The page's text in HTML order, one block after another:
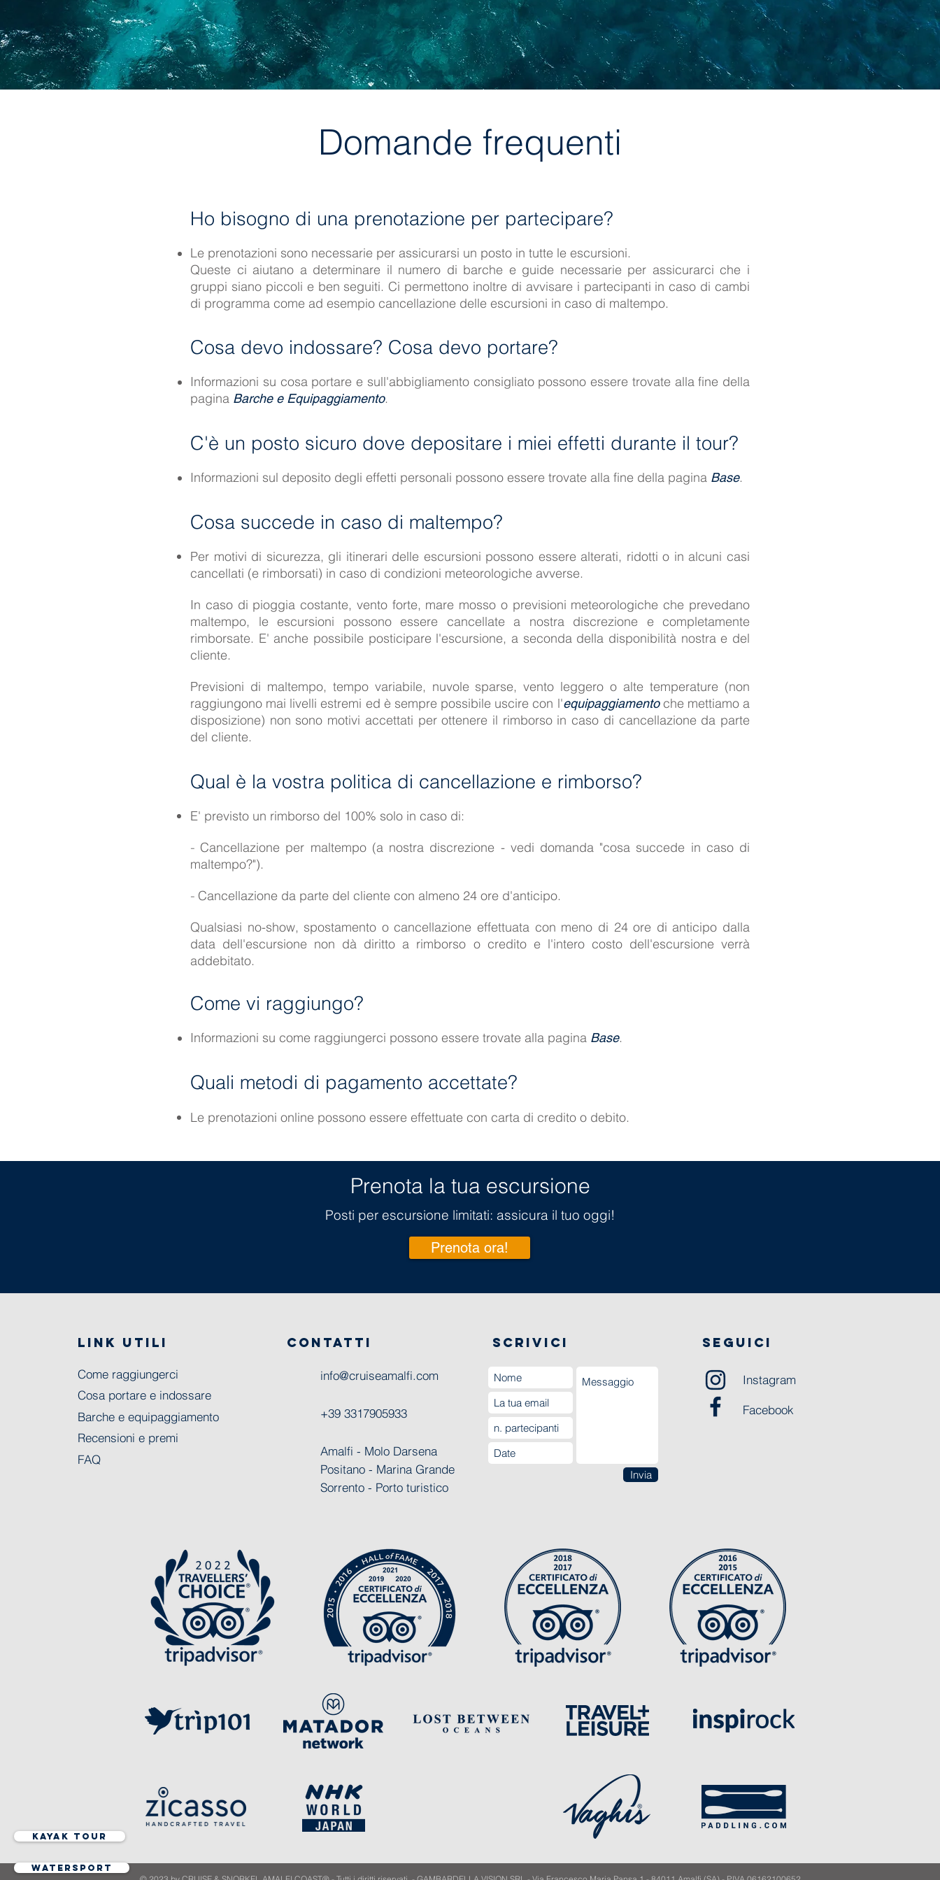
Domande frequenti
Ho bisogno di una prenotazione per partecipare?
Le prenotazioni sono necessarie per assicurarsi un posto in tutte le escursioni.
Queste ci aiutano a determinare il numero di barche e guide necessarie per assicurarci che i
gruppi siano piccoli e ben seguiti. Ci permettono inoltre di avvisare i partecipanti in caso di cambi
di programma come ad esempio cancellazione delle escursioni in caso di maltempo.
Cosa devo indossare? Cosa devo portare?
Informazioni su cosa portare e sull'abbigliamento consigliato possono essere trovate alla fine della
pagina Barche e Equipaggiamento.
C'è un posto sicuro dove depositare i miei effetti durante il tour?
Informazioni sul deposito degli effetti personali possono essere trovate alla fine della pagina Base.
Cosa succede in caso di maltempo?
Per motivi di sicurezza, gli itinerari delle escursioni possono essere alterati, ridotti o in alcuni casi
cancellati (e rimborsati) in caso di condizioni meteorologiche avverse.
In caso di pioggia costante, vento forte, mare mosso o previsioni meteorologiche che prevedano
maltempo, le escursioni possono essere cancellate a nostra discrezione e completamente
rimborsate. E' anche possibile posticipare l'escursione, a seconda della disponibilità nostra e del
cliente.
Previsioni di maltempo, tempo variabile, nuvole sparse, vento leggero o alte temperature (non
raggiungono mai livelli estremi ed è sempre possibile uscire con l'equipaggiamento che mettiamo a
disposizione) non sono motivi accettati per ottenere il rimborso in caso di cancellazione da parte
del cliente.
Qual è la vostra politica di cancellazione e rimborso?
E' previsto un rimborso del 100% solo in caso di:
- Cancellazione per maltempo (a nostra discrezione - vedi domanda "cosa succede in caso di
maltempo?").
- Cancellazione da parte del cliente con almeno 24 ore d'anticipo.
Qualsiasi no-show, spostamento o cancellazione effettuata con meno di 24 ore di anticipo dalla
data dell'escursione non dà diritto a rimborso o credito e l'intero costo dell'escursione verrà
addebitato.
Come vi raggiungo?
Informazioni su come raggiungerci possono essere trovate alla pagina Base.
Quali metodi di pagamento accettate?
Le prenotazioni online possono essere effettuate con carta di credito o debito.
Prenota la tua escursione
Posti per escursione limitati: assicura il tuo oggi!
Prenota ora!
WATERSPORT
KAYAK TOUR
LINK UTILI
Come raggiungerci
Cosa portare e indossare
Barche e equipaggiamento
Recensioni e premi
FAQ
CONTATTI
info@cruiseamalfi.com
+39 3317905933
Amalfi - Molo Darsena
Positano - Marina Grande
Sorrento - Porto turistico
SCRIVICI
Invia
SEGUICI
Instagram
Facebook